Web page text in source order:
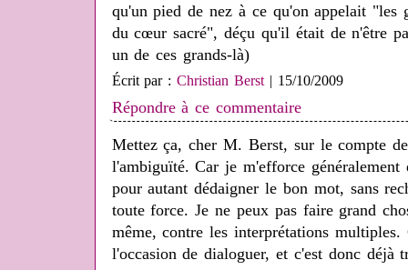
qu'un pied de nez à ce qu'on appelait "les
du cœur sacré", déçu qu'il était de n'être
un de ces grands-là)
Écrit par :Christian Berst| 15/10/2009
Répondre à ce commentaire
Mettez ça, cher M. Berst, sur le compte
l'ambiguïté. Car je m'efforce généralement
pour autant dédaigner le bon mot, sans
toute force. Je ne peux pas faire grand
même, contre les interprétations
l'occasion de dialoguer, et c'est donc déjà